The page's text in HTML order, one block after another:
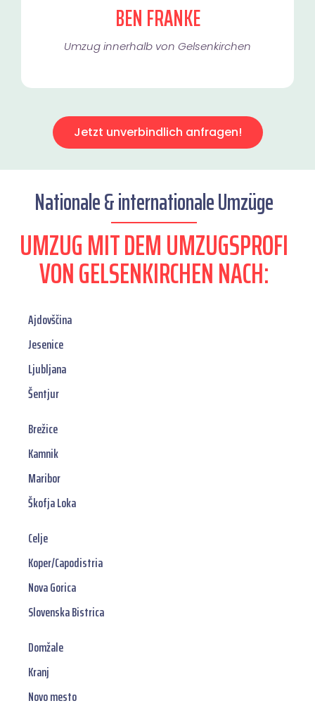
BEN FRANKE
Umzug innerhalb von Gelsenkirchen​
Jetzt unverbindlich anfragen!
Nationale & internationale Umzüge
UMZUG MIT DEM UMZUGSPROFI
VON GELSENKIRCHEN NACH:
Ajdovščina
Jesenice
Ljubljana
Šentjur
Brežice
Kamnik
Maribor
Škofja Loka
Celje
Koper/Capodistria
Nova Gorica
Slovenska Bistrica
Domžale
Kranj
Novo mesto